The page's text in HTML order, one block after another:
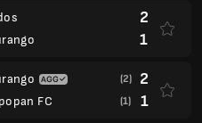
2
1
FC
(2) 2
(1) 1